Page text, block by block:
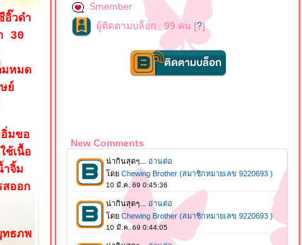
อิ๊วดำ
30
หมด
ย์
มขอ
ช้เนื้อ
จิ้ม
สออก
ทธภพ
Smember
ผู้ติดตามบล็อก : 99 คน [?]
New Comments